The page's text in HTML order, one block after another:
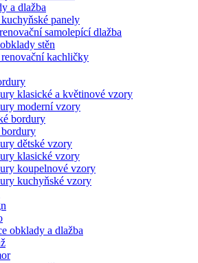
a dlažba
panely
samolepící dlažba
stěn
kachličky
klasické a květinové vzory
moderní vzory
bordury
dětské vzory
klasické vzory
koupelnové vzory
kuchyňské vzory
obklady a dlažba